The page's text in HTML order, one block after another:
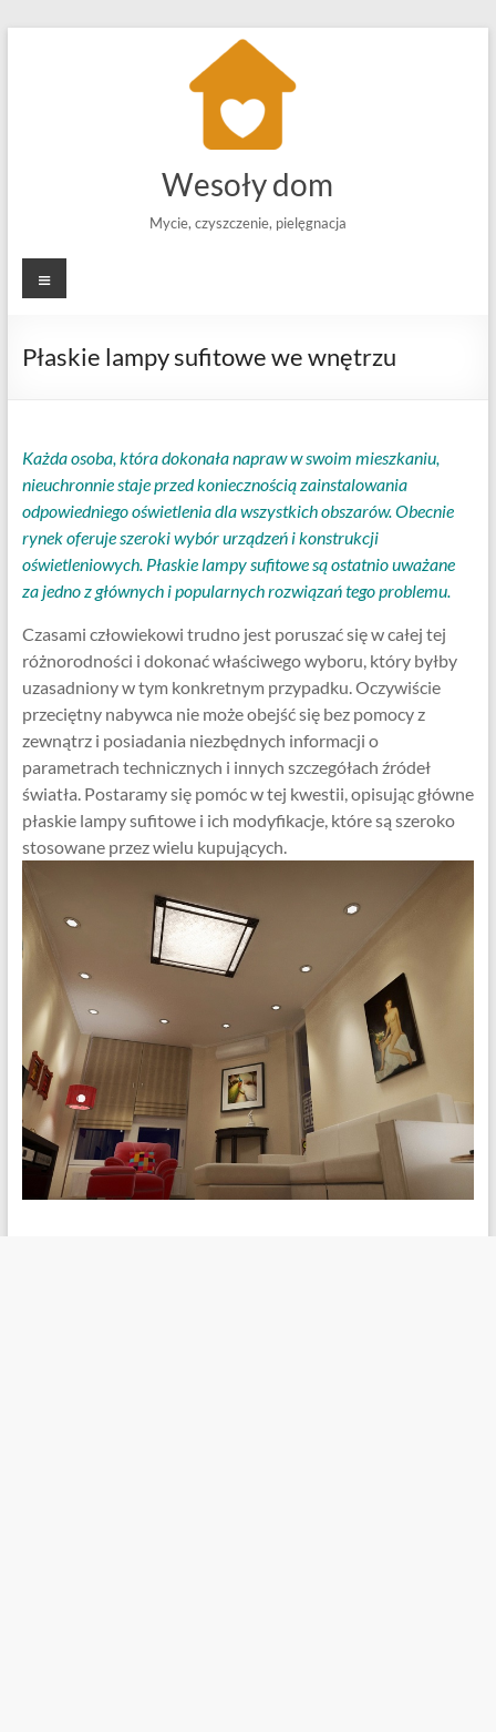
Wesoły dom
Mycie, czyszczenie, pielęgnacja
Menu
Płaskie lampy sufitowe we wnętrzu
Każda osoba, która dokonała napraw w swoim mieszkaniu,
nieuchronnie staje przed koniecznością zainstalowania
odpowiedniego oświetlenia dla wszystkich obszarów. Obecnie
rynek oferuje szeroki wybór urządzeń i konstrukcji
oświetleniowych. Płaskie lampy sufitowe są ostatnio uważane
za jedno z głównych i popularnych rozwiązań tego problemu.
Czasami człowiekowi trudno jest poruszać się w całej tej
różnorodności i dokonać właściwego wyboru, który byłby
uzasadniony w tym konkretnym przypadku. Oczywiście
przeciętny nabywca nie może obejść się bez pomocy z
zewnątrz i posiadania niezbędnych informacji o
parametrach technicznych i innych szczegółach źródeł
światła. Postaramy się pomóc w tej kwestii, opisując główne
płaskie lampy sufitowe i ich modyfikacje, które są szeroko
stosowane przez wielu kupujących.